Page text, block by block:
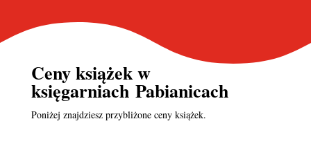
Ceny książek w
księgarniach Pabianicach
Poniżej znajdziesz przybliżone ceny książek.